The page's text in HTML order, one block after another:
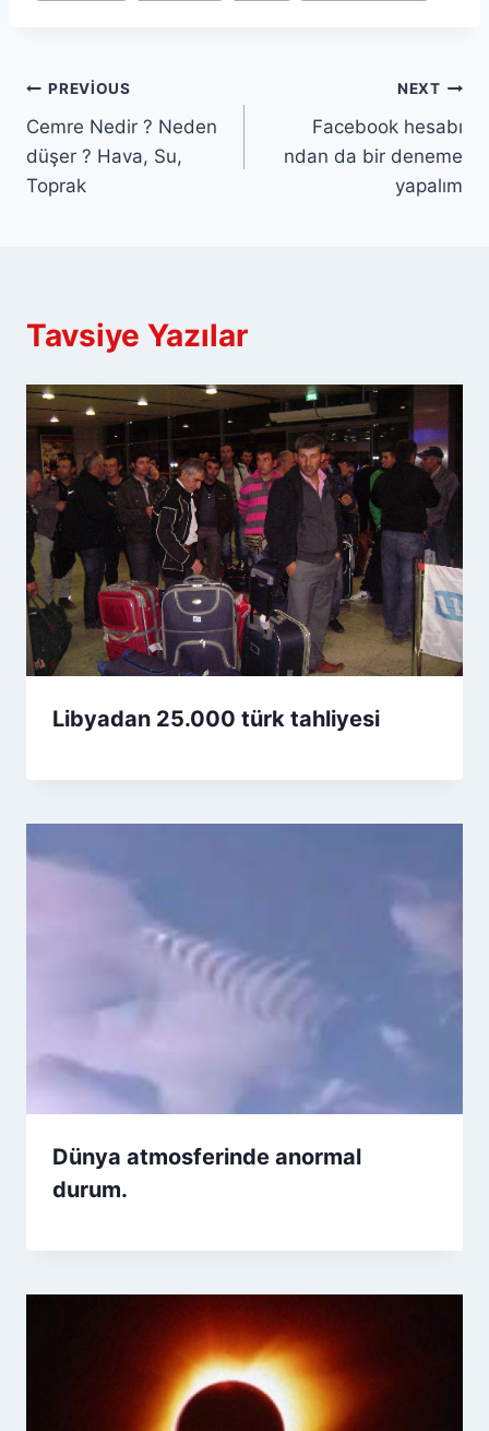
Yazı
gezinmesi
PREVIOUS
Cemre Nedir ? Neden
düşer ? Hava, Su,
Toprak
NEXT
Facebook hesabı
ndan da bir deneme
yapalım
Tavsiye Yazılar
Libyadan 25.000 türk tahliyesi
Dünya atmosferinde anormal
durum.